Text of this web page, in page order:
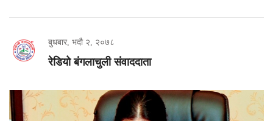
बुधबार, भदौ २, २०७८
रेडियो बंगलाचुली संवाददाता